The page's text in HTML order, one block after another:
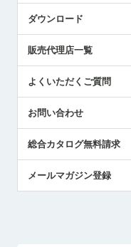
国/地域/言語
社員ブログ
中小企業のBCP地震対策
センサのテクニカルガイド
社長ブログ
ダウンロード
販売代理店一覧
よくいただくご質問
お問い合わせ
総合カタログ無料請求
メールマガジン登録